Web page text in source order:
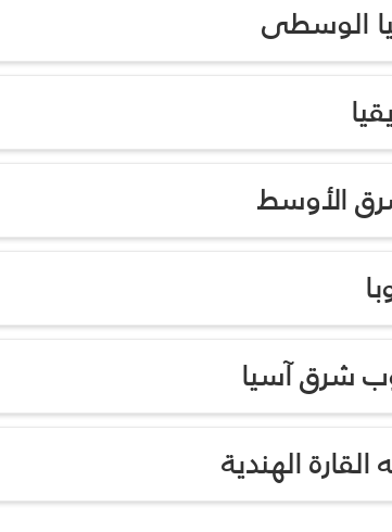
الوسطى
الأوسط
شرق آسيا
الهندية